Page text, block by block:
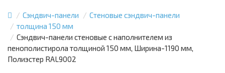
Сэндвич-панели
Стеновые сэндвич-панели
толщина 150 мм
Сэндвич-панели стеновые с наполнителем из
пенополистирола толщиной 150 мм, Ширина-1190 мм,
Полиэстер RAL9002